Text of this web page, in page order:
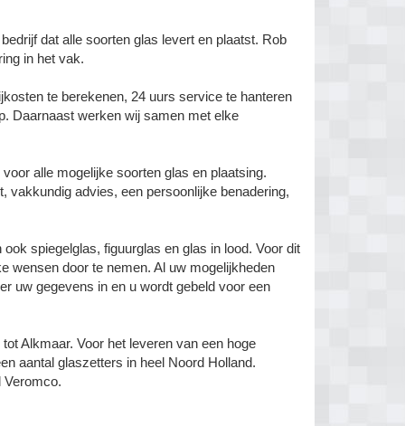
dat alle soorten glas levert en plaatst. Rob
in het vak.
te berekenen, 24 uurs service te hanteren
Daarnaast werken wij samen met elke
alle mogelijke soorten glas en plaatsing.
vakkundig advies, een persoonlijke benadering,
spiegelglas, figuurglas en glas in lood. Voor dit
wensen door te nemen. Al uw mogelijkheden
uw gegevens in en u wordt gebeld voor een
Alkmaar. Voor het leveren van een hoge
aantal glaszetters in heel Noord Holland.
Veromco.